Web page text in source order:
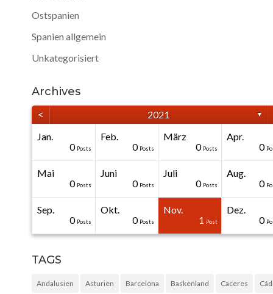
Ostspanien
Spanien allgemein
Unkategorisiert
Archives
<
2021 ▼
Jan.
0 Posts
Feb.
0 Posts
März
0 Posts
Apr.
0
Mai
0 Posts
Juni
0 Posts
Juli
0 Posts
Aug.
0
Sep.
0 Posts
Okt.
0 Posts
Nov.
1 Post
Dez.
0
TAGS
Andalusien Asturien Barcelona Baskenland Caceres